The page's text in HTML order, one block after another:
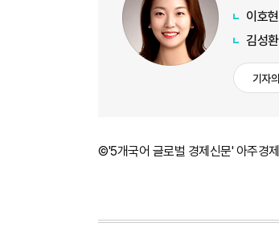
이호
김성
기자
©'5개국어 글로벌 경제신문' 아주경